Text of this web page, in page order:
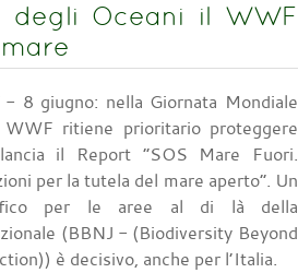
degli Oceani il WWF
8 giugno: nella Giornata Mondiale
ritiene prioritario proteggere
il Report “SOS Mare Fuori.
per la tutela del mare aperto”. Un
per le aree al di là della
(BBNJ - (Biodiversity Beyond
è decisivo, anche per l’Italia.